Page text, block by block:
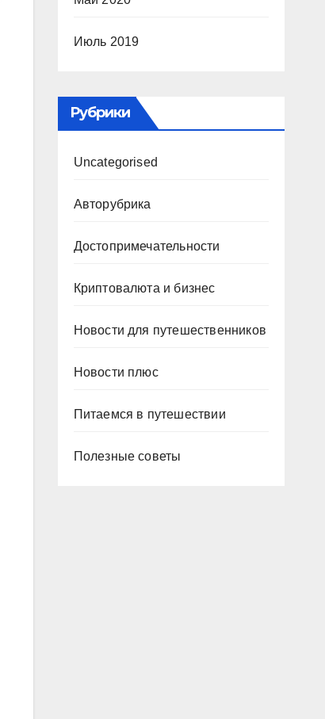
Июль 2019
Рубрики
Uncategorised
Авторубрика
Достопримечательности
Криптовалюта и бизнес
Новости для путешественников
Новости плюс
Питаемся в путешествии
Полезные советы